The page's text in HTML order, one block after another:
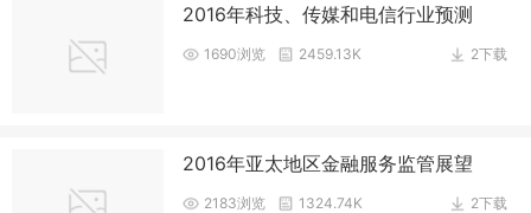
2016年科技、传媒和电信行业预测
2下载
1690浏览 2459.13K
2016年亚太地区金融服务监管展望
2下载
2183浏览 1324.74K